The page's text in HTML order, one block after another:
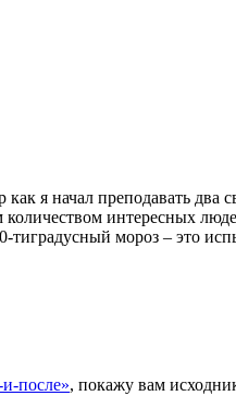
я начал преподавать
интересных
тиградусный мороз – это
и-после», покажу вам